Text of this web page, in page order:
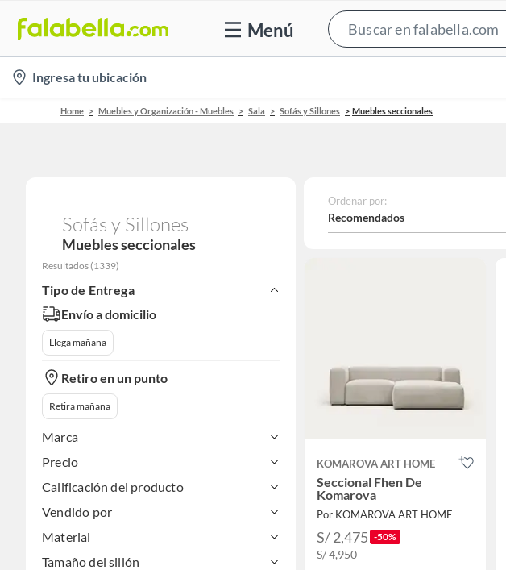
Menú
location-
icon
Ingresa tu ubicación
Home Muebles y Organización - Muebles Sala Sofás y Sillones Muebles seccionales
Sofás y Sillones
Muebles seccionales
Resultados (1339)
Tipo de Entrega
Envío a domicilio
Llega mañana
Retiro en un punto
Retira mañana
Marca
Precio
Calificación del producto
Vendido por
Material
Tamaño del sillón
Ordenar por:
Recomendados
KOMAROVA ART HOME
Seccional Fhen De
Komarova
Por KOMAROVA ART HOME
S/ 2,475 -50%
S/ 4,950